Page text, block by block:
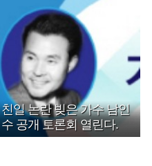
친일 논란 빚은 가수 남인
수 공개 토론회 열린다.